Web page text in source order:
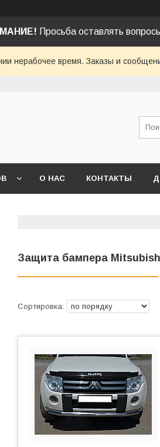
Просьба оставлять
нерабочее время. Заказы и
О НАС КОНТАКТЫ
Защита бампера